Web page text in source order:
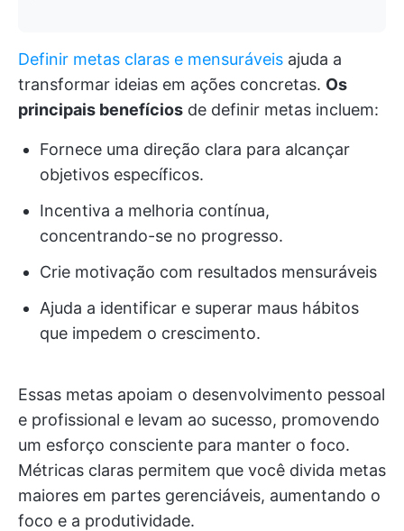
Definir metas claras e mensuráveis ajuda a
transformar ideias em ações concretas. Os
principais benefícios de definir metas incluem:
Fornece uma direção clara para alcançar
objetivos específicos.
Incentiva a melhoria contínua,
concentrando-se no progresso.
Crie motivação com resultados mensuráveis
Ajuda a identificar e superar maus hábitos
que impedem o crescimento.
Essas metas apoiam o desenvolvimento pessoal
e profissional e levam ao sucesso, promovendo
um esforço consciente para manter o foco.
Métricas claras permitem que você divida metas
maiores em partes gerenciáveis, aumentando o
foco e a produtividade.